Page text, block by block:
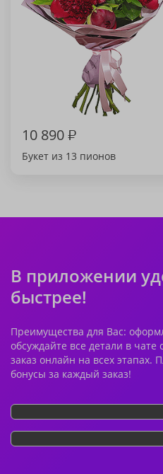
10 890₽
Букет из 13 пионов
В приложении
быстрее!
Преимущества для Вас:
обсуждайте все детали в
заказ онлайн на всех
бонусы за каждый заказ!